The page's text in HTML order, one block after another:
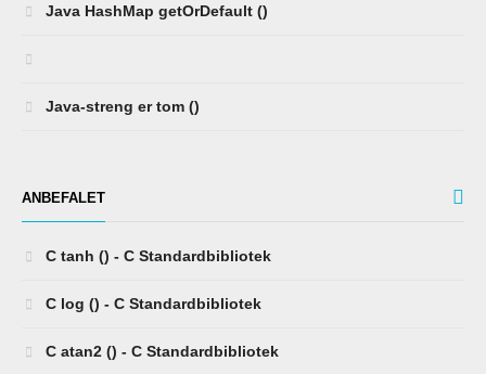
Java HashMap getOrDefault ()
Java-streng er tom ()
ANBEFALET
C tanh () - C Standardbibliotek
C log () - C Standardbibliotek
C atan2 () - C Standardbibliotek